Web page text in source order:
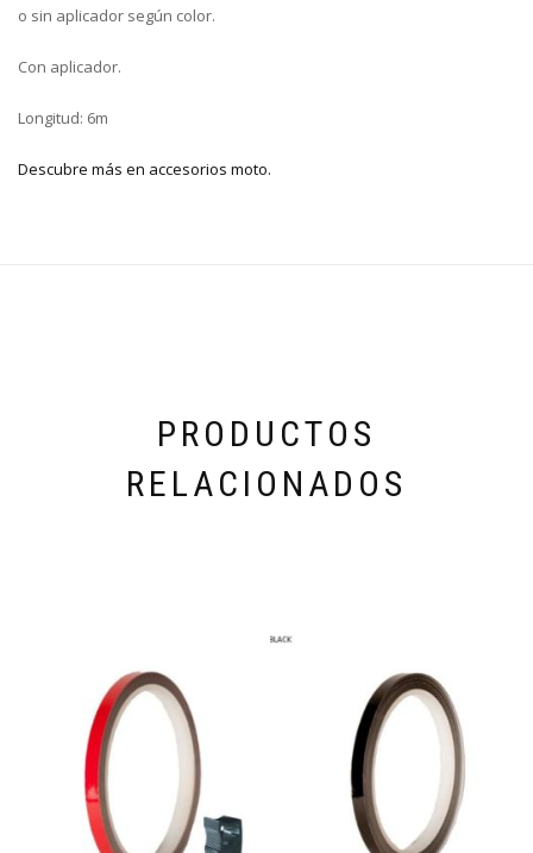
o sin aplicador según color.
Con aplicador.
Longitud: 6m
Descubre más en accesorios moto.
PRODUCTOS
RELACIONADOS